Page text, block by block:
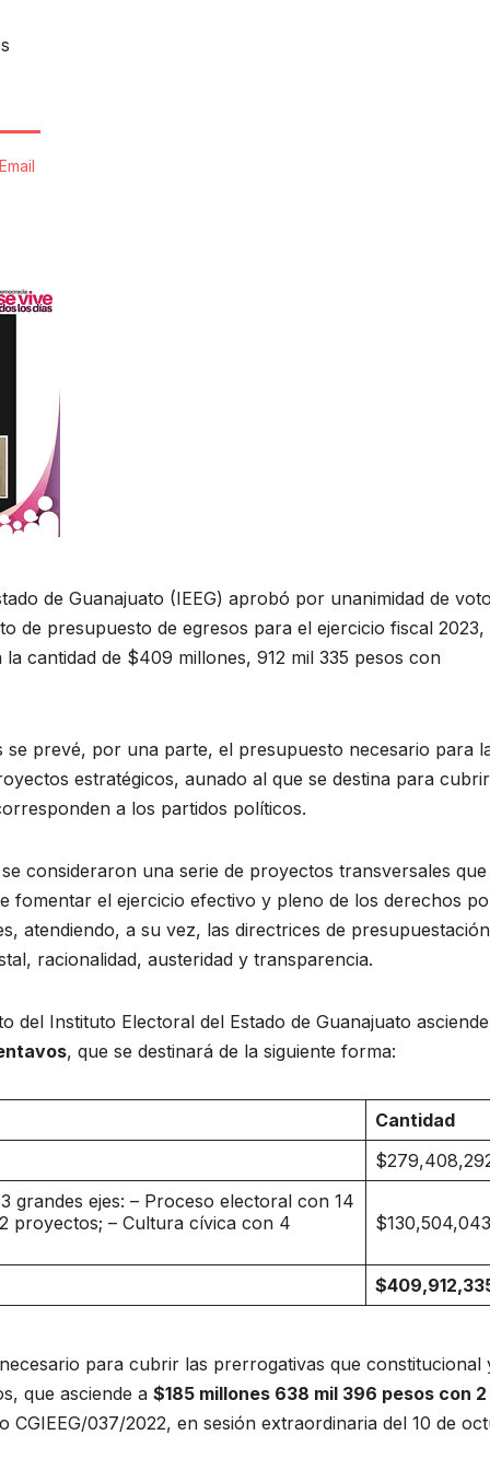
Email
de Guanajuato (IEEG) aprobó por unanimidad de
de presupuesto de egresos para el ejercicio fiscal 2023,
cantidad de $409 millones, 912 mil 335 pesos con
prevé, por una parte, el presupuesto necesario para
estratégicos, aunado al que se destina para
a los partidos políticos.
consideraron una serie de proyectos transversales que
fomentar el ejercicio efectivo y pleno de los derechos
atendiendo, a su vez, las directrices de presupuestación
racionalidad, austeridad y transparencia.
del Instituto Electoral del Estado de Guanajuato
, que se destinará de la siguiente forma:
Cantidad
grandes ejes: – Proceso electoral con 14
proyectos; – Cultura cívica con 4
para cubrir las prerrogativas que constitucional
que asciende a $185 millones 638 mil 396 pesos con 2
CGIEEG/037/2022, en sesión extraordinaria del 10 de